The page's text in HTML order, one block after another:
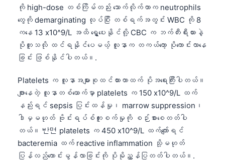
ကို high-dose တစ်ကြိမ်တည်း သောက်လိုက်တာက neutrophils
တွေကို demarginating လုပ်ပြီး တစ်ရက်အတွင်း WBC ကို 8
ကနေ 13 x10^9/L အထိ ရွှေ့ပေးနိုင်လို့ CBC က ဘက်တီးရီးယားနဲ့
ပိုတူသလို ထင်ရနိုင်ပေမယ့် လူနာက တကယ်တော့ ပိုကောင်းလာနေ
ခြင်း ဖြစ်နိုင်ပါတယ်။.
Platelets က လူနာအများစုထင်ထားတာထက် ပိုအရေးကြီးပါတယ်။
ဖျားနေတဲ့ လူနာတစ်ယောက်မှာ platelets က 150 x10^9/L ထက်
နည်းရင် sepsis ပြင်းထန်မှု၊ marrow suppression၊
ဒါမှမဟုတ် ဗိုင်းရပ်စ်ကူးစက်မှုကို စဉ်းစားစေတတ်ပါ
တယ်။ 반면 platelets က 450 x10^9/L ထက်ကျော်ရင်
bacteremia ထက် reactive inflammation သို့မဟုတ်
ပြန်လည်ကောင်းမွန်လာခြင်းကို ပိုမိုညွှန်ပြတတ်ပါတယ်။.
Cebuano
ئۇيغۇرچە
Кыргызча
Татар теле
Беларуская мова
Frysk
Ślōnskŏ gŏdka
Norsk bokmål